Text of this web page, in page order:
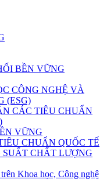
BỀN VỮNG
CÔNG NGHỆ VÀ
(ESG)
CÁC TIÊU CHUẨN
VỮNG
CHUẨN QUỐC TẾ
CHẤT LƯỢNG
Khoa học, Công nghệ